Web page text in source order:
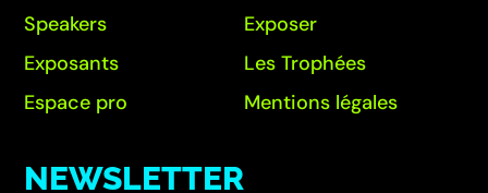
Speakers
Exposants
Espace pro
Exposer
Les Trophées
Mentions légales
NEWSLETTER